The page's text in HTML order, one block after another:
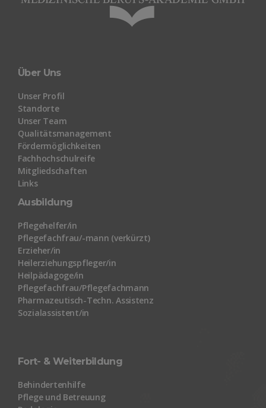
Über Uns
Unser Profil
Standorte
Unser Team
Qualitätsmanagement
Fördermöglichkeiten
Fachhochschulreife
Mitgliedschaften
Links
Ausbildung
Pflegehelfer/in
Pflegefachfrau/-mann (verkürzt)
Erzieher/in
Heilerziehungspfleger/in
Heilpädagoge/in
Pflegefachfrau/Pflegefachmann
Pharmazeutisch-Techn. Assistenz
Sozialassistent/in
Fort- & Weiterbildung
Behindertenhilfe
Pflege und Betreuung